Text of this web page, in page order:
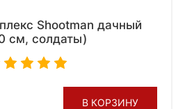
Shootman дачный
см, солдаты)
В КОРЗИНУ